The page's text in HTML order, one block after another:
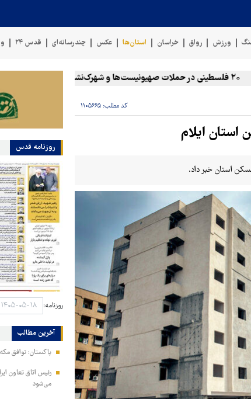
ورزش رواق خراسان استان‌ها عکس چندرسانه‌ای قدس ۲۴
کد مطلب: ۱۱۰۵۶۶۵
روزنامه قدس
روزنامه:
آخرین مطالب
پاکستان: توافق
رئیس اتاق تعاون
می‌شود